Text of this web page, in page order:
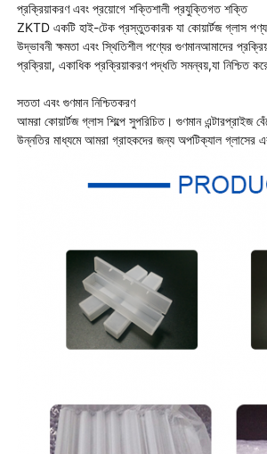
প্রক্রিয়াকরণ এবং প্রয়োগে শক্তিশালী প্রযুক্তিগত শক্তি
ZKTD একটি হাই-টেক প্রস্তুতকারক যা কোয়ার্টজ গ্লাস
উদ্ভাবনী ক্ষমতা এবং স্থিতিশীল পণ্যের গুণমানআমাদের
প্রক্রিয়া, একাধিক প্রক্রিয়াকরণ পদ্ধতি সমন্বয়,যা নিশ্চিত
সততা এবং গুণমান নিশ্চিতকরণ
আমরা কোয়ার্টজ গ্লাস শিল্পে সুপরিচিত। গুণমান এন্টারপ্রাইজ
উন্নতির মাধ্যমে আমরা গ্রাহকদের জন্য অপটিক্যাল গ্লাসের